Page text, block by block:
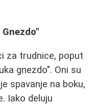
za trudnice, poput
gnezdo". Oni su
spavanje na boku,
Iako deluju